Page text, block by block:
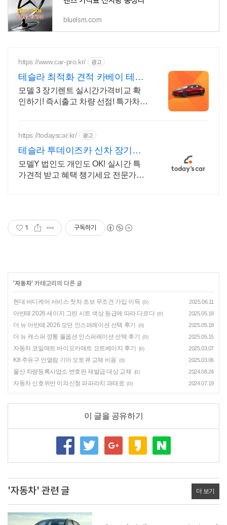
bluelsm.com
https://www.car-pro.kr/ 광고
테슬라 최적화 견적 카베이 테슬
라 특가차량 무료견적
모델 3 장기렌트 실시간가격비교 확
인하기! 즉시출고 차량 선점! 특가차
점하세요.
https://todayscar.kr/ 광고
테슬라 투데이즈카 신차 장기렌
트 특가
모델Y 법인도 개인도 OK! 실시간 특
가견적 받고 혜택 챙기세요 전문가의
1 구독하기
'자동차' 카테고리의 다른 글
현대 바디케어 서비스 첫차 초보 무조건 가입 이득 (0) 2025.06.11
아반떼 2026 세이지 그린 시트 색상 등급에 따라 다르다 (0) 2025.05.19
더 뉴 아반떼 2026 모던 인스퍼레이션 선택 후기 (0) 2025.05.18
더 뉴 캐스퍼 깡통 풀옵션 인스퍼레이션 선택 후기 (0) 2025.05.15
자동차 코일매트 바이오카매트 요트베이지 후기 (0) 2025.03.07
K8 주유구 안열림 기아 오토큐 교체 비용 (0) 2025.03.06
울산 차량등록사업소 번호판 재발급 대상 교체 (0) 2024.08.24
자동차 신호위반 이의신청 파파라치 과태료 (0) 2024.07.19
이 글을 공유하기
'자동차' 관련 글 더 보기